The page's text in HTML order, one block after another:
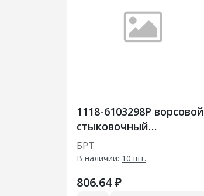
1118-6103298Р ворсовой
стыковочный
уплотнитель
БРТ
В наличии: 10 шт.
806.64 ₽